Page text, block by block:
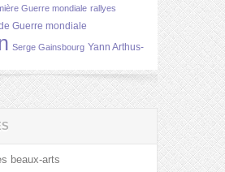
Guerre mondiale rallyes
Guerre mondiale
Serge Gainsbourg Yann Arthus-
beaux-arts